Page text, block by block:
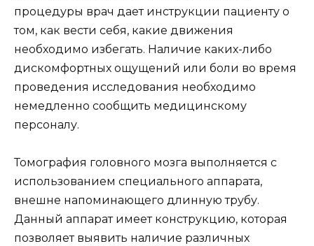
процедуры врач дает инструкции пациенту о
том, как вести себя, какие движения
необходимо избегать. Наличие каких-либо
дискомфортных ощущений или боли во время
проведения исследования необходимо
немедленно сообщить медицинскому
персоналу.
Томография головного мозга выполняется с
использованием специального аппарата,
внешне напоминающего длинную трубу.
Данный аппарат имеет конструкцию, которая
позволяет выявить наличие различных